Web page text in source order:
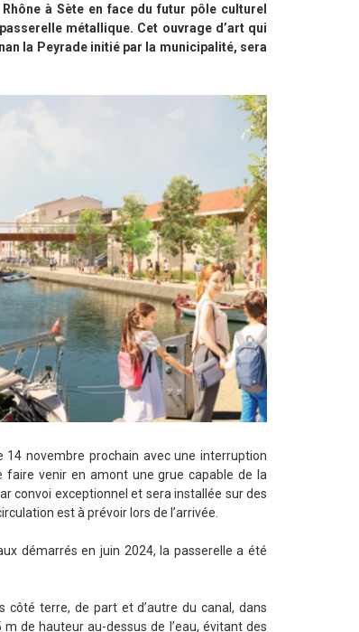
à Sète en face du futur pôle culturel
métallique. Cet ouvrage d’art qui
la Peyrade initié par la municipalité, sera
14 novembre prochain avec une interruption
venir en amont une grue capable de la
convoi exceptionnel et sera installée sur des
est à prévoir lors de l’arrivée.
démarrés en juin 2024, la passerelle a été
côté terre, de part et d’autre du canal, dans
de hauteur au-dessus de l’eau, évitant des